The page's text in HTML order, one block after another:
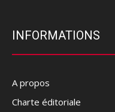
INFORMATIONS
A propos
Charte éditoriale